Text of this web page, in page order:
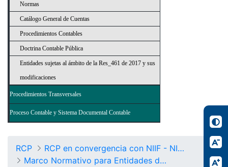
Normas
Catálogo General de Cuentas
Procedimientos Contables
Doctrina Contable Pública
Entidades sujetas al ámbito de la Res_461 de 2017 y sus
modificaciones
Procedimientos Transversales
Proceso Contable y Sistema Documental Contable
RCP
RCP en convergencia con NIIF - NICSP
Marco Normativo para Entidades de Gobierno